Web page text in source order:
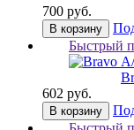
700 руб.
В корзину
Быстрый
602 руб.
В корзину